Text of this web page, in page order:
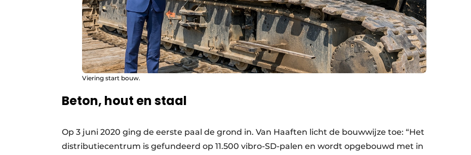
Viering start bouw.
Beton, hout en staal
Op 3 juni 2020 ging de eerste paal de grond in. Van Haaften licht de bouwwijze toe: “Het
distributiecentrum is gefundeerd op 11.500 vibro-SD-palen en wordt opgebouwd met in